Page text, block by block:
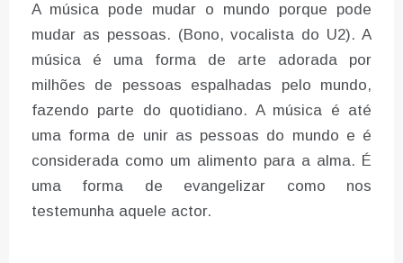
A música pode mudar o mundo porque pode
mudar as pessoas. (Bono, vocalista do U2). A
música é uma forma de arte adorada por
milhões de pessoas espalhadas pelo mundo,
fazendo parte do quotidiano. A música é até
uma forma de unir as pessoas do mundo e é
considerada como um alimento para a alma. É
uma forma de evangelizar como nos
testemunha aquele actor.